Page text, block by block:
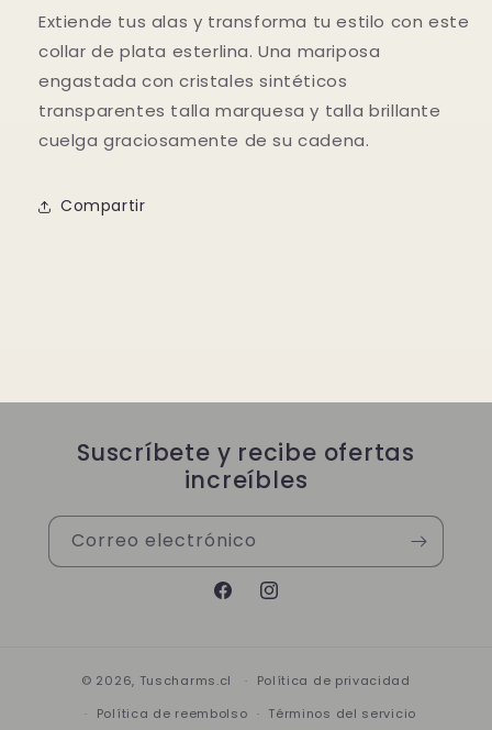
Extiende tus alas y transforma tu estilo con este
collar de plata esterlina. Una mariposa
engastada con cristales sintéticos
transparentes talla marquesa y talla brillante
cuelga graciosamente de su cadena.
Compartir
Suscríbete y recibe ofertas
increíbles
Correo electrónico
FacebookInstagram
© 2026, Tuscharms.cl
Política de privacidad
Política de reembolso
Términos del servicio